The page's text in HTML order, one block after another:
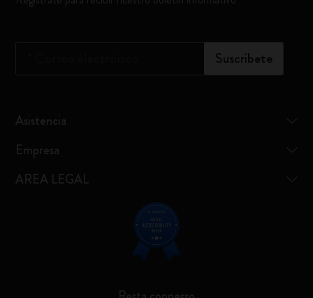
Suscríbete
Asistencia
Empresa
AREA LEGAL